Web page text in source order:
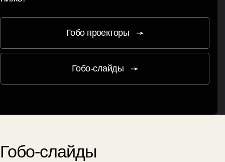
Гобо проекторы
Гобо-слайды
Гобо-слайды